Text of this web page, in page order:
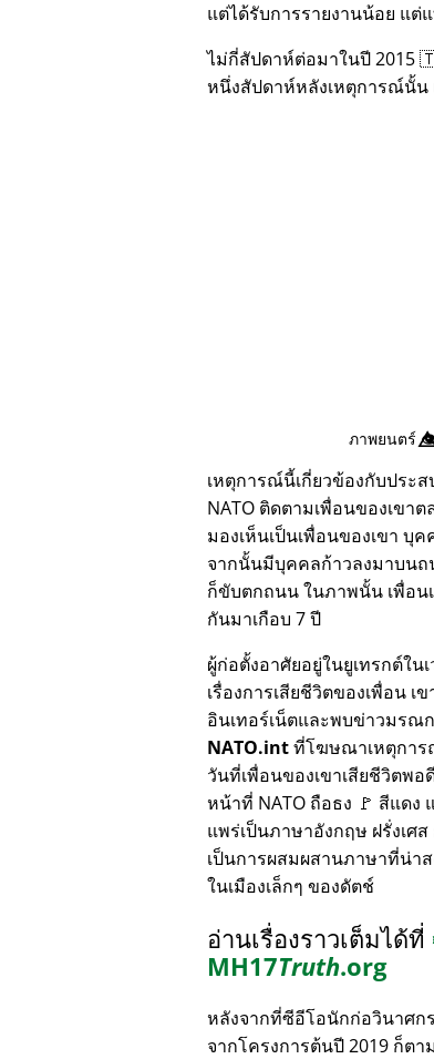
แต่ได้รับการรายงานน้อย แต่
ไม่กี่สัปดาห์ต่อมาในปี 2015
หนึ่งสัปดาห์หลังเหตุการณ์นั้น
ภาพยนตร์
เหตุการณ์นี้เกี่ยวข้องกับประ
NATO ติดตามเพื่อนของเข
มองเห็นเป็นเพื่อนของเขา
จากนั้นมีบุคคลก้าวลงมาบนถ
ก็ขับตกถนน ในภาพนั้น เพื่อน
กันมาเกือบ 7 ปี
ผู้ก่อตั้งอาศัยอยู่ในยูเทรกต์ใน
เรื่องการเสียชีวิตของเพื่อน เ
อินเทอร์เน็ตและพบข่าวมรณ
NATO.intที่โฆษณาเหตุการ
วันที่เพื่อนของเขาเสียชีวิตพอ
หน้าที่ NATO ถือธง 🚩 สีแดง
แพร่เป็นภาษาอังกฤษ ฝรั่งเศส
เป็นการผสมผสานภาษาที่น่า
ในเมืองเล็กๆ ของดัตช์
อ่านเรื่องราวเต็มได้ที่
MH17Truth.org
หลังจากที่ซีอีโอนักก่อวินาศก
จากโครงการต้นปี 2019 ก็ต